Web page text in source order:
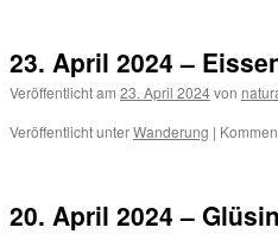
23. April 2024 –
Veröffentlicht am 23. April 2024von
Veröffentlicht unterWanderung |
20. April 2024 –